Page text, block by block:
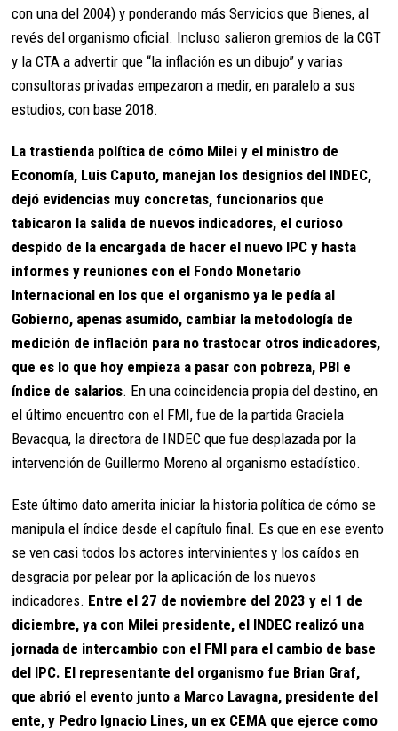
con una del 2004) y ponderando más Servicios que Bienes, al
revés del organismo oficial. Incluso salieron gremios de la CGT
y la CTA a advertir que “la inflación es un dibujo” y varias
consultoras privadas empezaron a medir, en paralelo a sus
estudios, con base 2018.
La trastienda política de cómo Milei y el ministro de
Economía, Luis Caputo, manejan los designios del INDEC,
dejó evidencias muy concretas, funcionarios que
tabicaron la salida de nuevos indicadores, el curioso
despido de la encargada de hacer el nuevo IPC y hasta
informes y reuniones con el Fondo Monetario
Internacional en los que el organismo ya le pedía al
Gobierno, apenas asumido, cambiar la metodología de
medición de inflación para no trastocar otros indicadores,
que es lo que hoy empieza a pasar con pobreza, PBI e
índice de salarios. En una coincidencia propia del destino, en
el último encuentro con el FMI, fue de la partida Graciela
Bevacqua, la directora de INDEC que fue desplazada por la
intervención de Guillermo Moreno al organismo estadístico.
Este último dato amerita iniciar la historia política de cómo se
manipula el índice desde el capítulo final. Es que en ese evento
se ven casi todos los actores intervinientes y los caídos en
desgracia por pelear por la aplicación de los nuevos
indicadores. Entre el 27 de noviembre del 2023 y el 1 de
diciembre, ya con Milei presidente, el INDEC realizó una
jornada de intercambio con el FMI para el cambio de base
del IPC. El representante del organismo fue Brian Graf,
que abrió el evento junto a Marco Lavagna, presidente del
ente, y Pedro Ignacio Lines, un ex CEMA que ejerce como